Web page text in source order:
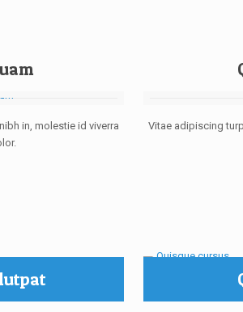
in, molestie id viverra
Vitae adipiscing